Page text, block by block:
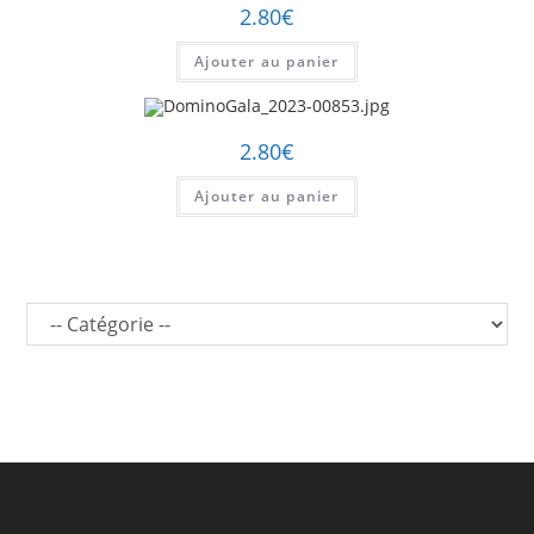
2.80€
Ajouter au panier
2.80€
Ajouter au panier